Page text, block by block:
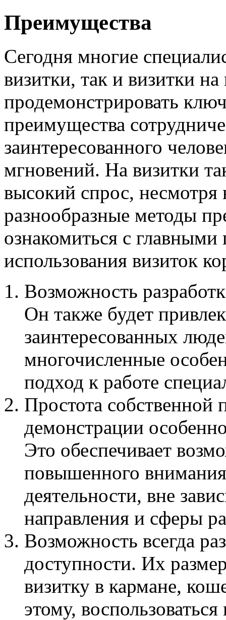
Преимущества
Сегодня многие
визитки, так и визитки
продемонстрировать
преимущества
заинтересованного
мгновений. На визитки
высокий спрос, несмотря
разнообразные методы
ознакомиться с
использования визиток
Возможность
Он также будет
заинтересованных
многочисленные
подход к работе
Простота собственной
демонстрации
Это обеспечивает
повышенного
деятельности, вне
направления и сферы
Возможность всегда
доступности. Их
визитку в кармане,
этому,